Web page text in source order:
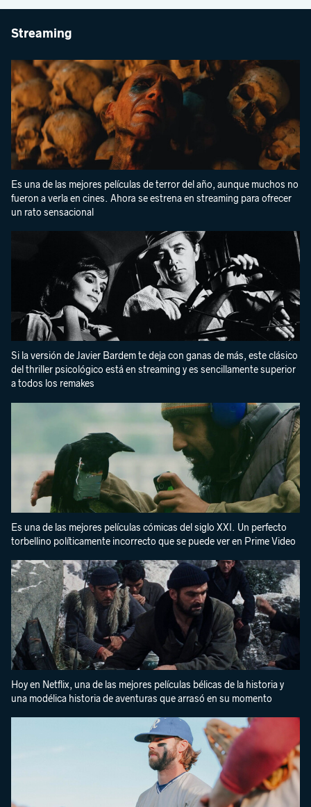
Streaming
Es una de las mejores películas de terror del año, aunque muchos no
fueron a verla en cines. Ahora se estrena en streaming para ofrecer
un rato sensacional
Si la versión de Javier Bardem te deja con ganas de más, este clásico
del thriller psicológico está en streaming y es sencillamente superior
a todos los remakes
Es una de las mejores películas cómicas del siglo XXI. Un perfecto
torbellino políticamente incorrecto que se puede ver en Prime Video
Hoy en Netflix, una de las mejores películas bélicas de la historia y
una modélica historia de aventuras que arrasó en su momento